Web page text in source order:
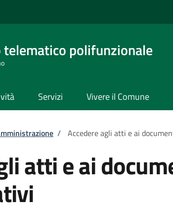
polifunzionale
Servizi Vivere il Comune
/ Accedere agli atti e ai
atti e ai